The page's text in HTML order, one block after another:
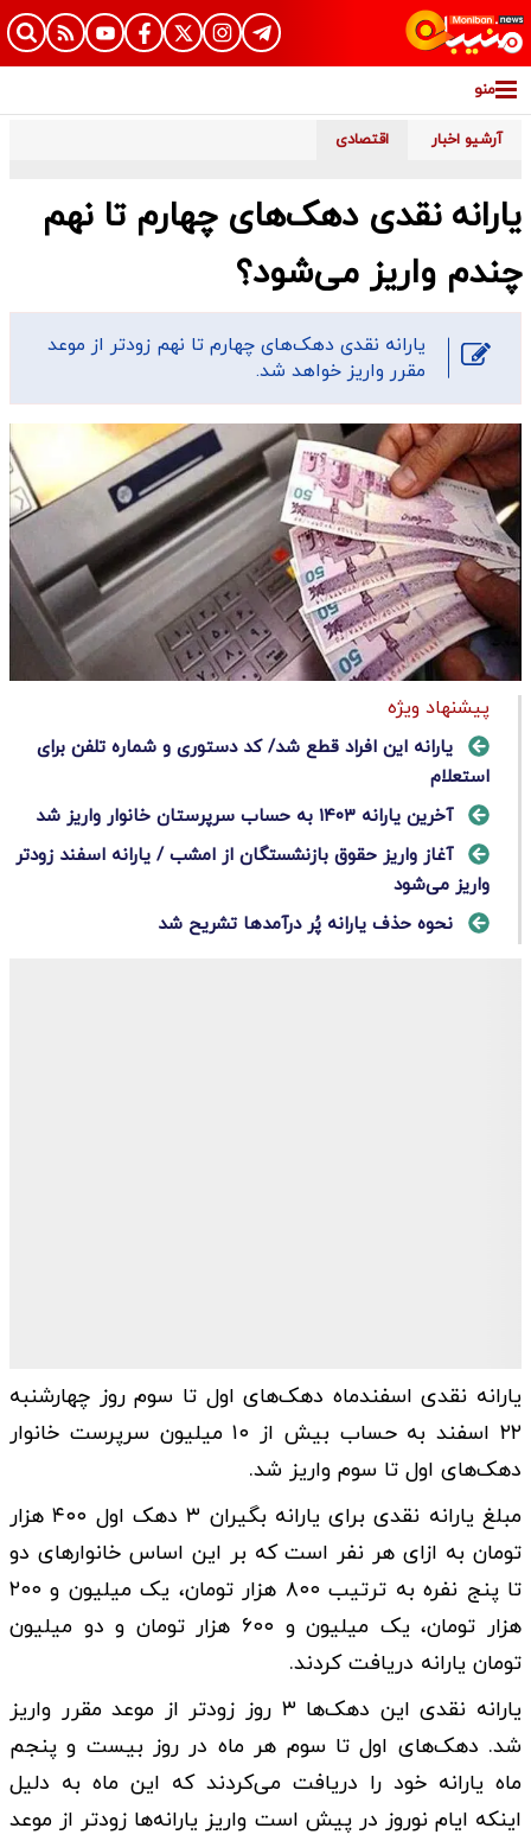
منو
آرشیو اخبار اقتصادی
یارانه نقدی دهک‌های چهارم تا نهم
چندم واریز می‌شود؟
​یارانه نقدی دهک‌های چهارم تا نهم زودتر از موعد
مقرر واریز خواهد شد.
پیشنهاد ویژه
یارانه این افراد قطع شد/ کد دستوری و شماره تلفن برای
استعلام
آخرین یارانه ١٤٠٣ به حساب سرپرستان خانوار واریز شد
آغاز واریز حقوق بازنشستگان از امشب / یارانه اسفند زودتر
واریز می‌شود
نحوه حذف یارانه پُر درآمد‌ها تشریح شد
یارانه نقدی اسفندماه دهک‌های اول تا سوم روز چهارشنبه
۲۲ اسفند به حساب بیش از ۱۰ میلیون سرپرست خانوار
دهک‌های اول تا سوم واریز شد.
مبلغ یارانه نقدی برای یارانه بگیران ۳ دهک اول ۴۰۰ هزار
تومان به ازای هر نفر است که بر این اساس خانوارهای دو
تا پنج نفره به ترتیب ۸۰۰ هزار تومان، یک میلیون و ۲۰۰
هزار تومان، یک میلیون و ۶۰۰ هزار تومان و دو میلیون
تومان یارانه دریافت کردند.
یارانه نقدی این دهک‌ها ۳ روز زودتر از موعد مقرر واریز
شد. دهک‌های اول تا سوم هر ماه در روز بیست و پنجم
ماه یارانه خود را دریافت می‌کردند که این ماه به دلیل
اینکه ایام نوروز در پیش است واریز یارانه‌ها زودتر از موعد